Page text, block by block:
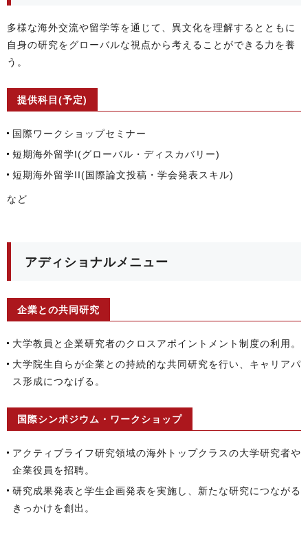
多様な海外交流や留学等を通じて、異文化を理解するとともに
自身の研究をグローバルな視点から考えることができる力を養
う。
提供科目(予定)
国際ワークショップセミナー
短期海外留学I(グローバル・ディスカバリー)
短期海外留学II(国際論文投稿・学会発表スキル)
など
アディショナルメニュー
企業との共同研究
大学教員と企業研究者のクロスアポイントメント制度の利用。
大学院生自らが企業との持続的な共同研究を行い、キャリアパ
ス形成につなげる。
国際シンポジウム・ワークショップ
アクティブライフ研究領域の海外トップクラスの大学研究者や
企業役員を招聘。
研究成果発表と学生企画発表を実施し、新たな研究につながる
きっかけを創出。